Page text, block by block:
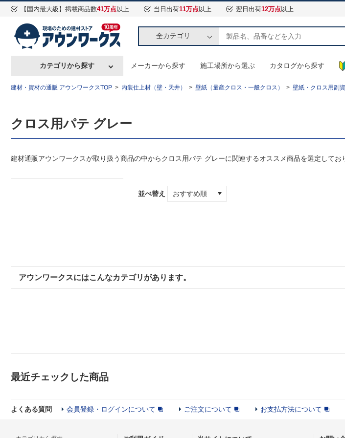
【国内最大級】掲載商品数41万点以上 当日出荷11万点以上 翌日出荷12万点以上
全カテゴリ
カテゴリから探す メーカーから探す 施工場所から選ぶ カタログから探す
建材・資材の通販 アウンワークスTOP 内装仕上材（壁・天井） 壁紙（量産クロス・一般クロス） 壁紙・クロス用副
クロス用パテ グレー
建材通販アウンワークスが取り扱う商品の中からクロス用パテ グレーに関連するオススメ商品を選定してお
並べ替え
アウンワークスにはこんなカテゴリがあります。
最近チェックした商品
よくある質問 会員登録・ログインについて ご注文について お支払方法について